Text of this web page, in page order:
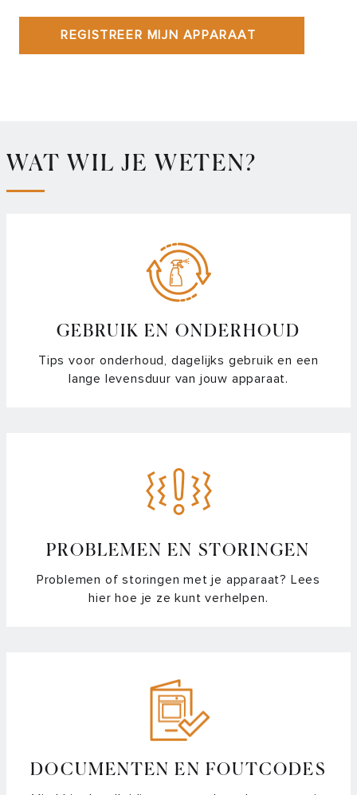
REGISTREER MIJN APPARAAT
WAT WIL JE WETEN?
GEBRUIK EN ONDERHOUD
Tips voor onderhoud, dagelijks gebruik en een
lange levensduur van jouw apparaat.
PROBLEMEN EN STORINGEN
Problemen of storingen met je apparaat? Lees
hier hoe je ze kunt verhelpen.
DOCUMENTEN EN FOUTCODES